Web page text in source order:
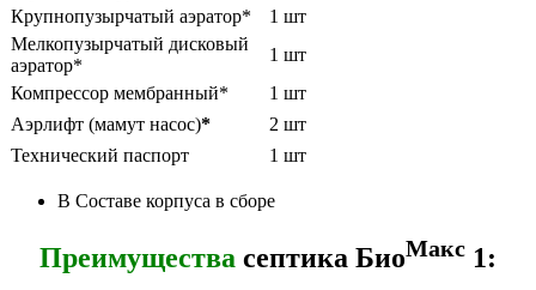
Крупнопузырчатый аэратор*
1 шт
Мелкопузырчатый дисковый
аэратор*
1 шт
Компрессор мембранный*
1 шт
Аэрлифт (мамут насос)*
2 шт
Технический паспорт
1 шт
В Составе корпуса в сборе
Преимущества септика БиоМакс 1: